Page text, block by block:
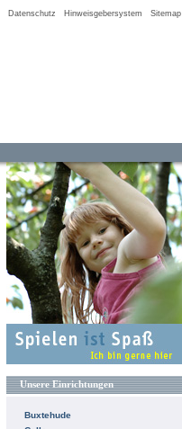
Datenschutz Hinweisgebersystem Sitemap
Unsere Einrichtungen
Buxtehude